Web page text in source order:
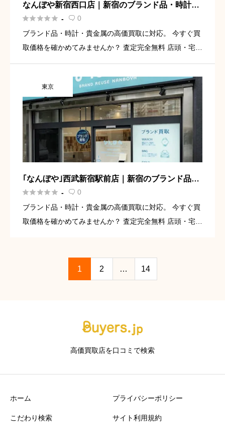
なんぼや新宿西口店｜新宿のブランド品・時計・
貴金属買取専門店
 -  0
ブランド品・時計・貴金属の高価買取に対応。 今すぐ買
取価格を確かめてみませんか？ 査定完全無料 店頭・宅
やすい 無料査定を依頼してみる 新宿で時計を高く売るな
ら、なんぼ […]
東京
｢なんぼや｣西武新宿駅前店｜新宿のブランド品・
時計・貴金属買取専門店
 -  0
ブランド品・時計・貴金属の高価買取に対応。 今すぐ買
取価格を確かめてみませんか？ 査定完全無料 店頭・宅
1 2 … 14
高価買取店を口コミで検索
ホーム
こだわり検索
プライバシーポリシー
サイト利用規約